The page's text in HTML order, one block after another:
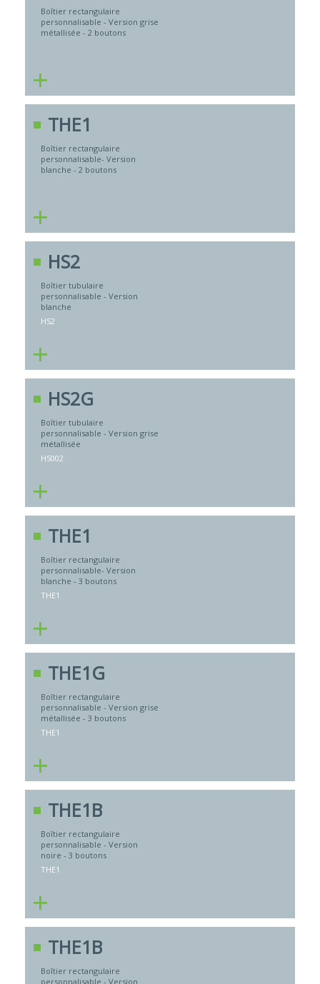
Boîtier rectangulaire
personnalisable - Version grise
métallisée - 2 boutons
+
THE1
Boîtier rectangulaire
personnalisable- Version
blanche - 2 boutons
+
HS2
Boîtier tubulaire
personnalisable - Version
blanche
HS2
+
HS2G
Boîtier tubulaire
personnalisable - Version grise
métallisée
HS002
+
THE1
Boîtier rectangulaire
personnalisable- Version
blanche - 3 boutons
THE1
+
THE1G
Boîtier rectangulaire
personnalisable - Version grise
métallisée - 3 boutons
THE1
+
THE1B
Boîtier rectangulaire
personnalisable - Version
noire - 3 boutons
THE1
+
THE1B
Boîtier rectangulaire
personnalisable - Version